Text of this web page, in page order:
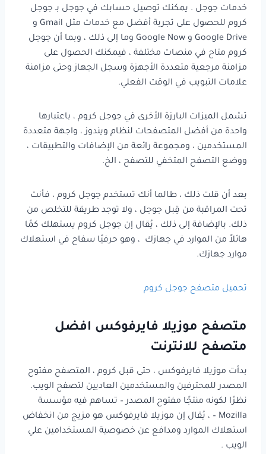
خدمات جوجل . يمكنك توصيل حسابك في جوجل بـ جوجل
كروم للحصول على تجربة أفضل مع خدمات مثل Gmail و
Google Drive و Google Now وما إلى ذلك ، وبما أن جوجل
كروم متاح في منصات مختلفة ، فيمكنك الحصول على
مزامنة مرجعية متعددة الأجهزة وسجل الجهاز وحتى مزامنة
علامات التبويب في الوقت الفعلي.
تشمل الميزات البارزة الأخرى في جوجل كروم ، باعتبارها
واحدة من أفضل المتصفحات لنظام ويندوز ، واجهة متعددة
المستخدمين ، ومجموعة رائعة من الإضافات والتطبيقات ،
ووضع التصفح المتخفي للتصفح ، الخ.
بعد أن قلت ذلك ، طالما أنك تستخدم جوجل كروم ، فأنت
تحت المراقبة من قِبل جوجل ، ولا توجد طريقة للتخلص من
ذلك. بالإضافة إلى ذلك ، يُقال إن جوجل كروم يستهلك كمًا
هائلاً من الموارد في جهازك ، وهو حرفيًا سفاح في استهلاك
موارد جهازك.
تحميل متصفح جوجل كروم
متصفح موزيلا فايرفوكس افضل
متصفح للانترنت
بدأت موزيلا فايرفوكس ، حتى قبل كروم ، المتصفح مفتوح
المصدر للمحترفين والمستخدمين العاديين لتصفح الويب.
نظرًا لكونه منتجًا مفتوح المصدر – تساهم فيه مؤسسة
Mozilla – ، يُقال إن موزيلا فايرفوكس هو مزيج من انخفاض
استهلاك الموارد ومدافع عن خصوصية المستخدامين علي
الويب .